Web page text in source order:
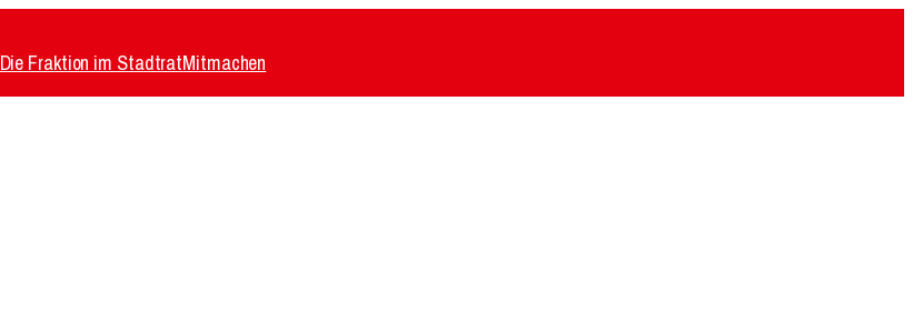
Die Fraktion im StadtratMitmachen